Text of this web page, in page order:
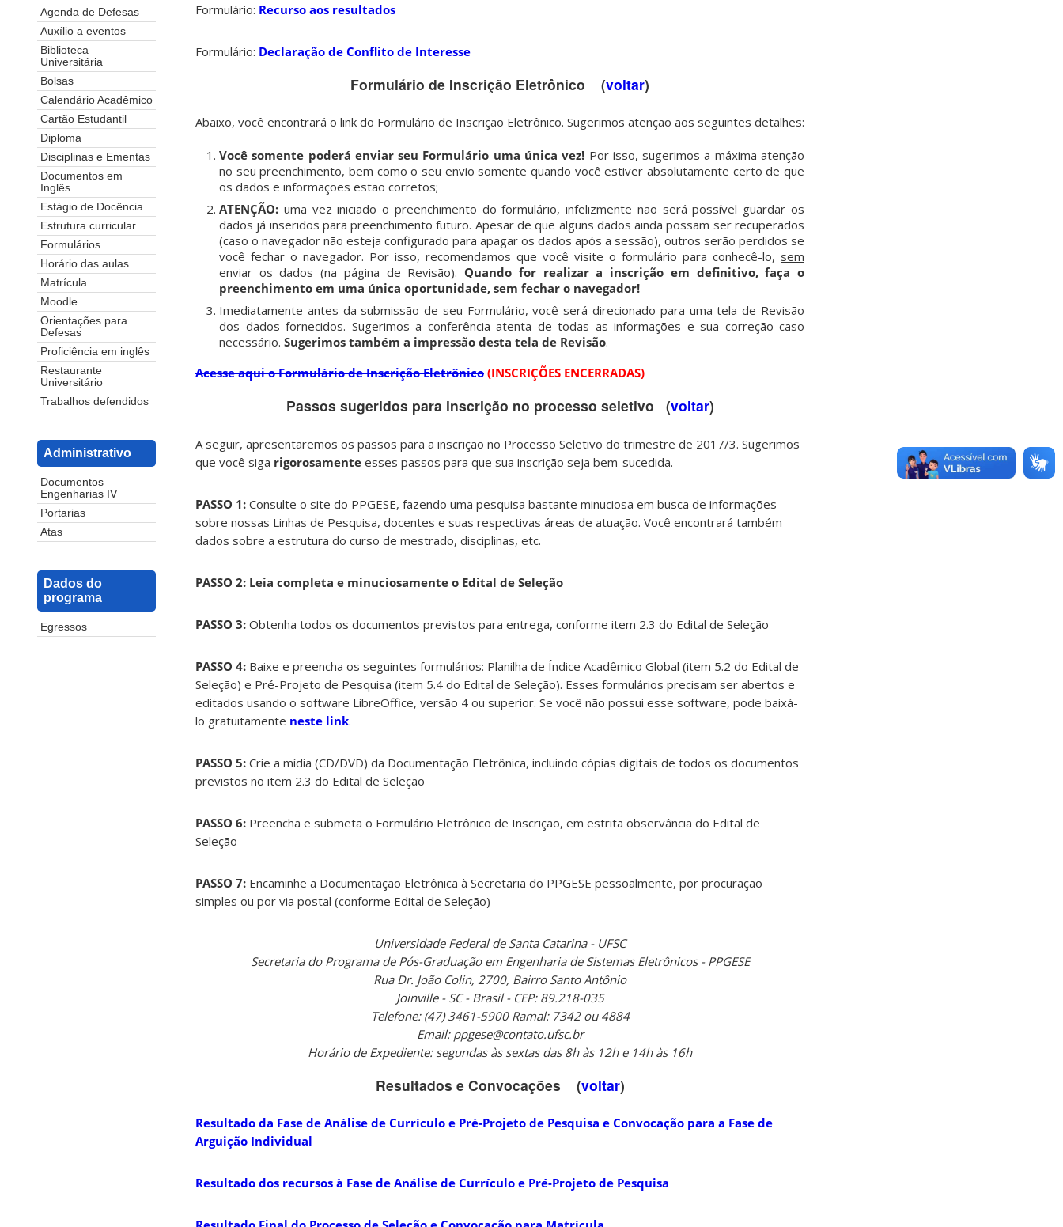
Agenda de Defesas
Auxílio a eventos
Biblioteca
Universitária
Bolsas
Calendário Acadêmico
Cartão Estudantil
Diploma
Disciplinas e Ementas
Documentos em
Inglês
Estágio de Docência
Estrutura curricular
Formulários
Horário das aulas
Matrícula
Moodle
Orientações para
Defesas
Proficiência em inglês
Restaurante
Universitário
Trabalhos defendidos
Administrativo
Documentos –
Engenharias IV
Portarias
Atas
Dados do
programa
Egressos
Formulário: Recurso aos resultados
Formulário: Declaração de Conflito de Interesse
Formulário de Inscrição Eletrônico (voltar)
Abaixo, você encontrará o link do Formulário de Inscrição Eletrônico. Sugerimos atenção aos seguintes detalhes:
Você somente poderá enviar seu Formulário uma única vez! Por isso, sugerimos a máxima atenção
no seu preenchimento, bem como o seu envio somente quando você estiver absolutamente certo de que
os dados e informações estão corretos;
ATENÇÃO: uma vez iniciado o preenchimento do formulário, infelizmente não será possível guardar os
dados já inseridos para preenchimento futuro. Apesar de que alguns dados ainda possam ser recuperados
(caso o navegador não esteja configurado para apagar os dados após a sessão), outros serão perdidos se
você fechar o navegador. Por isso, recomendamos que você visite o formulário para conhecê-lo, sem
enviar os dados (na página de Revisão). Quando for realizar a inscrição em definitivo, faça o
preenchimento em uma única oportunidade, sem fechar o navegador!
Imediatamente antes da submissão de seu Formulário, você será direcionado para uma tela de Revisão
dos dados fornecidos. Sugerimos a conferência atenta de todas as informações e sua correção caso
necessário. Sugerimos também a impressão desta tela de Revisão.
Acesse aqui o Formulário de Inscrição Eletrônico (INSCRIÇÕES ENCERRADAS)
Passos sugeridos para inscrição no processo seletivo (voltar)
A seguir, apresentaremos os passos para a inscrição no Processo Seletivo do trimestre de 2017/3. Sugerimos
que você siga rigorosamente esses passos para que sua inscrição seja bem-sucedida.
PASSO 1: Consulte o site do PPGESE, fazendo uma pesquisa bastante minuciosa em busca de informações
sobre nossas Linhas de Pesquisa, docentes e suas respectivas áreas de atuação. Você encontrará também
dados sobre a estrutura do curso de mestrado, disciplinas, etc.
PASSO 2: Leia completa e minuciosamente o Edital de Seleção
PASSO 3: Obtenha todos os documentos previstos para entrega, conforme item 2.3 do Edital de Seleção
PASSO 4: Baixe e preencha os seguintes formulários: Planilha de Índice Acadêmico Global (item 5.2 do Edital de
Seleção) e Pré-Projeto de Pesquisa (item 5.4 do Edital de Seleção). Esses formulários precisam ser abertos e
editados usando o software LibreOffice, versão 4 ou superior. Se você não possui esse software, pode baixá-
lo gratuitamente neste link.
PASSO 5: Crie a mídia (CD/DVD) da Documentação Eletrônica, incluindo cópias digitais de todos os documentos
previstos no item 2.3 do Edital de Seleção
PASSO 6: Preencha e submeta o Formulário Eletrônico de Inscrição, em estrita observância do Edital de
Seleção
PASSO 7: Encaminhe a Documentação Eletrônica à Secretaria do PPGESE pessoalmente, por procuração
simples ou por via postal (conforme Edital de Seleção)
Universidade Federal de Santa Catarina - UFSC
Secretaria do Programa de Pós-Graduação em Engenharia de Sistemas Eletrônicos - PPGESE
Rua Dr. João Colin, 2700, Bairro Santo Antônio
Joinville - SC - Brasil - CEP: 89.218-035
Telefone: (47) 3461-5900 Ramal: 7342 ou 4884
Email: ppgese@contato.ufsc.br
Horário de Expediente: segundas às sextas das 8h às 12h e 14h às 16h
Resultados e Convocações (voltar)
Resultado da Fase de Análise de Currículo e Pré-Projeto de Pesquisa e Convocação para a Fase de
Arguição Individual
Resultado dos recursos à Fase de Análise de Currículo e Pré-Projeto de Pesquisa